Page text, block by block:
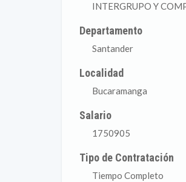
INTERGRUPO Y
Departamento
Santander
Localidad
Bucaramanga
Salario
1750905
Tipo de Contratación
Tiempo Completo